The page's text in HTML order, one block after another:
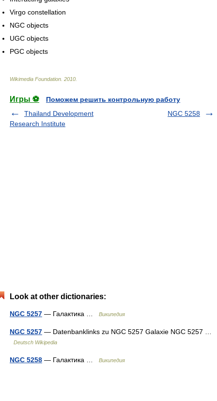
Virgo constellation
NGC objects
UGC objects
PGC objects
Wikimedia Foundation 2010
Игры ⚽
Поможем решить контрольную работу
Thailand Development
Research Institute
NGC 5258
Look at other dictionaries:
NGC 5257 — Галактика … Википедия
NGC 5257 — Datenbanklinks zu NGC 5257 Galaxie NGC 5257 …
Deutsch Wikipedia
NGC 5258 — Галактика … Википедия